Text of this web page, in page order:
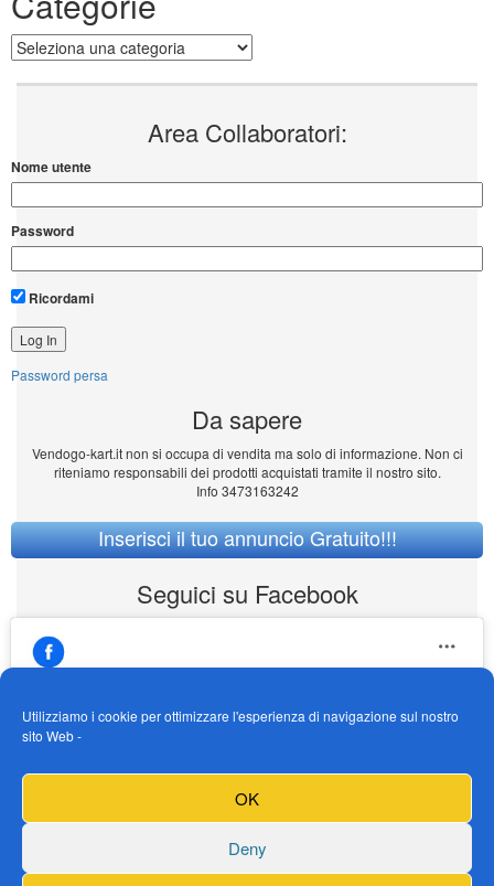
Utilizziamo i cookie per ottimizzare l'esperienza di navigazione sul nostro
sito Web -
OK
Deny
Categorie
Area Collaboratori:
Nome utente
Password
Ricordami
Password persa
Da sapere
Vendogo-kart.it non si occupa di vendita ma solo di informazione. Non ci
riteniamo responsabili dei prodotti acquistati tramite il nostro sito.
Info 3473163242
Inserisci il tuo annuncio Gratuito!!!
Seguici su Facebook
https://www.facebook.com/Vendogokartit/
Fai clic per accettare i cookie marketing e
abilitare questo contenuto